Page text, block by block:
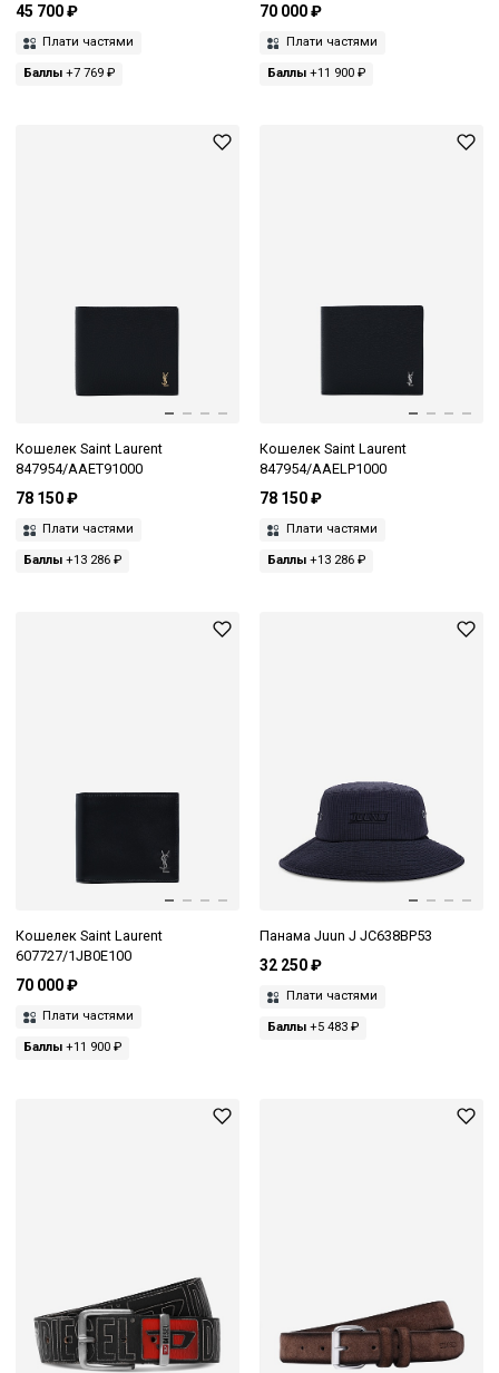
45 700 ₽
Плати частями
Баллы +7 769 ₽
70 000 ₽
Плати частями
Баллы+11 900 ₽
Кошелек Saint Laurent
847954/AAET91000
78 150 ₽
Плати частями
Баллы +13 286 ₽
Кошелек Saint Laurent
847954/AAELP1000
78 150 ₽
Плати частями
Баллы+13 286 ₽
Кошелек Saint Laurent
607727/1JB0E100
70 000 ₽
Плати частями
Баллы +11 900 ₽
Панама Juun J JC638BP53
32 250 ₽
Плати частями
Баллы+5 483 ₽